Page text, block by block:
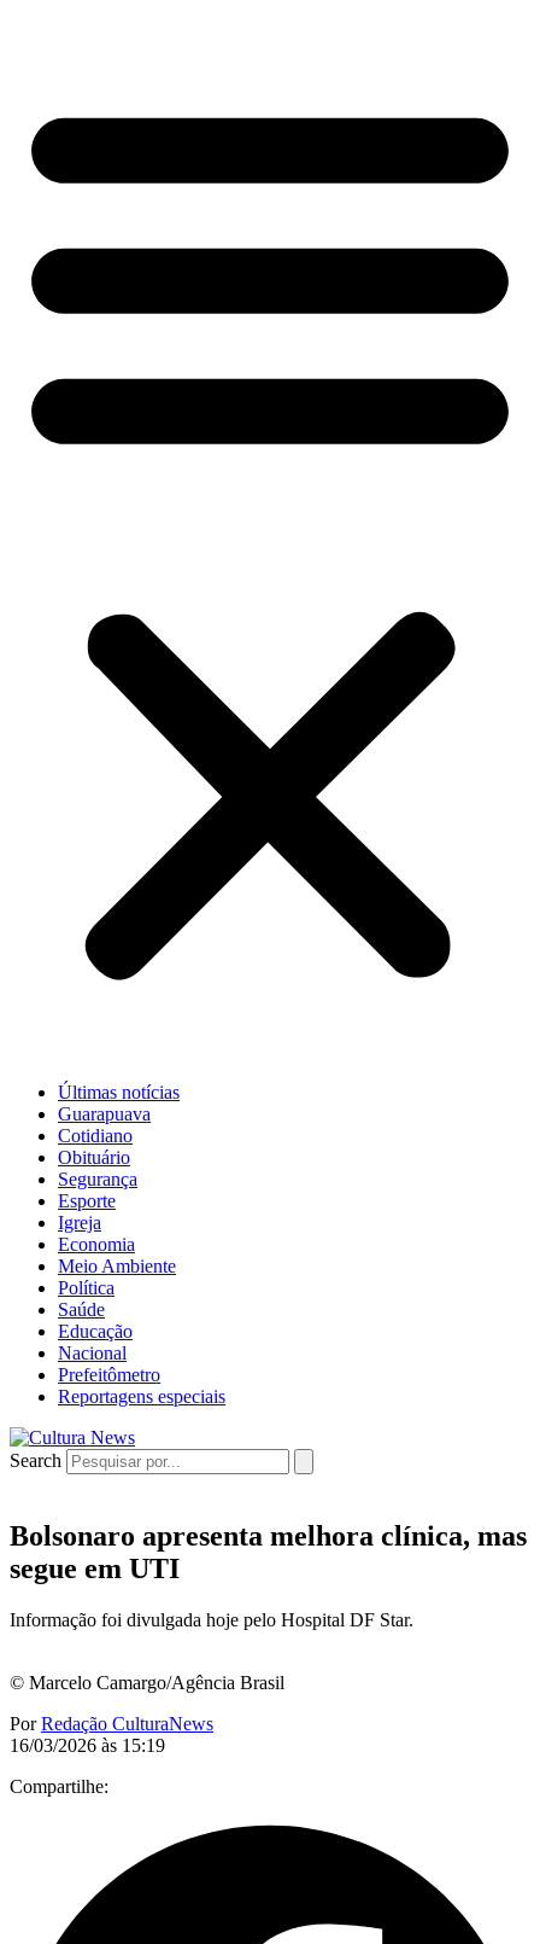
Últimas notícias
Guarapuava
Cotidiano
Obituário
Segurança
Esporte
Igreja
Economia
Meio Ambiente
Política
Saúde
Educação
Nacional
Prefeitômetro
Reportagens especiais
Search
Bolsonaro apresenta melhora clínica, mas
segue em UTI
Informação foi divulgada hoje pelo Hospital DF Star.
© Marcelo Camargo/Agência Brasil
PorRedação CulturaNews
16/03/2026 às 15:19
Compartilhe: